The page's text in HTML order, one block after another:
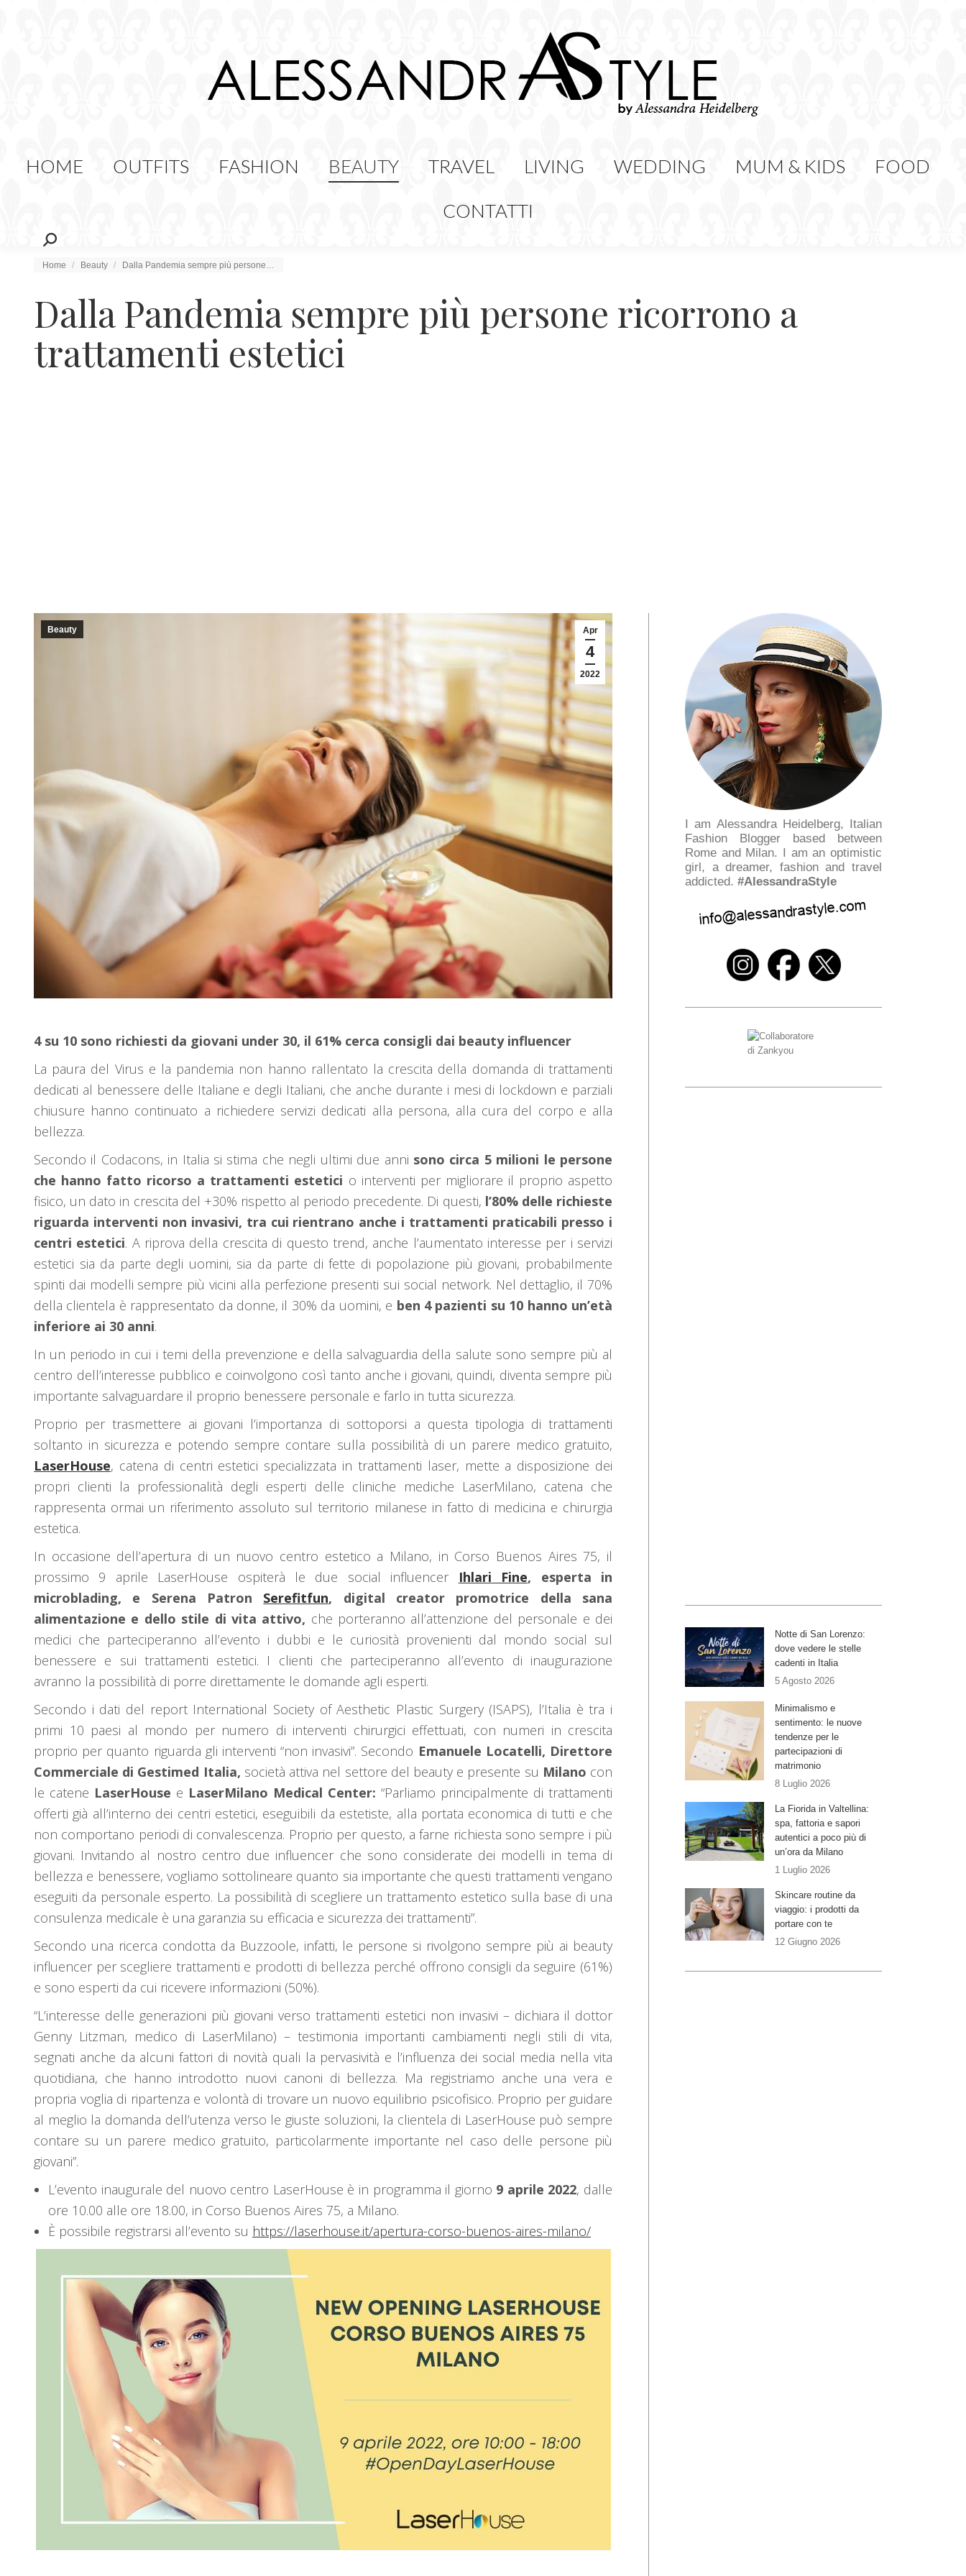
HOME OUTFITS FASHION BEAUTY TRAVEL LIVING WEDDING MUM & KIDS
FOOD
CONTATTI
Cerca:
Tu sei qui:
Home Beauty Dalla Pandemia sempre più persone…
Dalla Pandemia sempre più persone ricorrono a
trattamenti estetici
Apr
4
2022
Beauty
4 su 10 sono richiesti da giovani under 30, il 61% cerca consigli dai beauty influencer
La paura del Virus e la pandemia non hanno rallentato la crescita della domanda di trattamenti
dedicati al benessere delle Italiane e degli Italiani, che anche durante i mesi di lockdown e parziali
chiusure hanno continuato a richiedere servizi dedicati alla persona, alla cura del corpo e alla
bellezza.
Secondo il Codacons, in Italia si stima che negli ultimi due anni sono circa 5 milioni le persone
che hanno fatto ricorso a trattamenti estetici o interventi per migliorare il proprio aspetto
fisico, un dato in crescita del +30% rispetto al periodo precedente. Di questi, l’80% delle richieste
riguarda interventi non invasivi, tra cui rientrano anche i trattamenti praticabili presso i
centri estetici. A riprova della crescita di questo trend, anche l’aumentato interesse per i servizi
estetici sia da parte degli uomini, sia da parte di fette di popolazione più giovani, probabilmente
spinti dai modelli sempre più vicini alla perfezione presenti sui social network. Nel dettaglio, il 70%
della clientela è rappresentato da donne, il 30% da uomini, e ben 4 pazienti su 10 hanno un’età
inferiore ai 30 anni.
In un periodo in cui i temi della prevenzione e della salvaguardia della salute sono sempre più al
centro dell’interesse pubblico e coinvolgono così tanto anche i giovani, quindi, diventa sempre più
importante salvaguardare il proprio benessere personale e farlo in tutta sicurezza.
Proprio per trasmettere ai giovani l’importanza di sottoporsi a questa tipologia di trattamenti
soltanto in sicurezza e potendo sempre contare sulla possibilità di un parere medico gratuito,
LaserHouse, catena di centri estetici specializzata in trattamenti laser, mette a disposizione dei
propri clienti la professionalità degli esperti delle cliniche mediche LaserMilano, catena che
rappresenta ormai un riferimento assoluto sul territorio milanese in fatto di medicina e chirurgia
estetica.
In occasione dell’apertura di un nuovo centro estetico a Milano, in Corso Buenos Aires 75, il
prossimo 9 aprile LaserHouse ospiterà le due social influencer Ihlari Fine, esperta in
microblading, e Serena Patron Serefitfun, digital creator promotrice della sana
alimentazione e dello stile di vita attivo, che porteranno all’attenzione del personale e dei
medici che parteciperanno all’evento i dubbi e le curiosità provenienti dal mondo social sul
benessere e sui trattamenti estetici. I clienti che parteciperanno all’evento di inaugurazione
avranno la possibilità di porre direttamente le domande agli esperti.
Secondo i dati del report International Society of Aesthetic Plastic Surgery (ISAPS), l’Italia è tra i
primi 10 paesi al mondo per numero di interventi chirurgici effettuati, con numeri in crescita
proprio per quanto riguarda gli interventi “non invasivi”. Secondo Emanuele Locatelli, Direttore
Commerciale di Gestimed Italia, società attiva nel settore del beauty e presente su Milano con
le catene LaserHouse e LaserMilano Medical Center: “Parliamo principalmente di trattamenti
offerti già all’interno dei centri estetici, eseguibili da estetiste, alla portata economica di tutti e che
non comportano periodi di convalescenza. Proprio per questo, a farne richiesta sono sempre i più
giovani. Invitando al nostro centro due influencer che sono considerate dei modelli in tema di
bellezza e benessere, vogliamo sottolineare quanto sia importante che questi trattamenti vengano
eseguiti da personale esperto. La possibilità di scegliere un trattamento estetico sulla base di una
consulenza medicale è una garanzia su efficacia e sicurezza dei trattamenti”.
Secondo una ricerca condotta da Buzzoole, infatti, le persone si rivolgono sempre più ai beauty
influencer per scegliere trattamenti e prodotti di bellezza perché offrono consigli da seguire (61%)
e sono esperti da cui ricevere informazioni (50%).
“L’interesse delle generazioni più giovani verso trattamenti estetici non invasivi – dichiara il dottor
Genny Litzman, medico di LaserMilano) – testimonia importanti cambiamenti negli stili di vita,
segnati anche da alcuni fattori di novità quali la pervasività e l’influenza dei social media nella vita
quotidiana, che hanno introdotto nuovi canoni di bellezza. Ma registriamo anche una vera e
propria voglia di ripartenza e volontà di trovare un nuovo equilibrio psicofisico. Proprio per guidare
al meglio la domanda dell’utenza verso le giuste soluzioni, la clientela di LaserHouse può sempre
contare su un parere medico gratuito, particolarmente importante nel caso delle persone più
giovani”.
L’evento inaugurale del nuovo centro LaserHouse è in programma il giorno 9 aprile 2022, dalle
ore 10.00 alle ore 18.00, in Corso Buenos Aires 75, a Milano.
È possibile registrarsi all’evento su https://laserhouse.it/apertura-corso-buenos-aires-milano/
I am Alessandra Heidelberg, Italian
Fashion Blogger based between
Rome and Milan. I am an optimistic
girl, a dreamer, fashion and travel
addicted. #AlessandraStyle
Notte di San Lorenzo:
dove vedere le stelle
cadenti in Italia
5 Agosto 2026
Minimalismo e
sentimento: le nuove
tendenze per le
partecipazioni di
matrimonio
8 Luglio 2026
La Fiorida in Valtellina:
spa, fattoria e sapori
autentici a poco più di
un’ora da Milano
1 Luglio 2026
Skincare routine da
viaggio: i prodotti da
portare con te
12 Giugno 2026
FOOD
CONTATTI